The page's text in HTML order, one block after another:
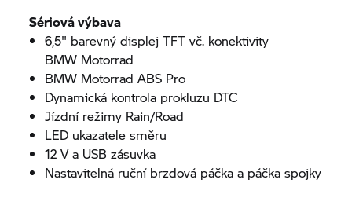
Sériová výbava
6,5" barevný displej TFT vč. konektivity
BMW Motorrad
BMW Motorrad ABS Pro
Dynamická kontrola prokluzu DTC
Jízdní režimy Rain/Road
LED ukazatele směru
12 V a USB zásuvka
Nastavitelná ruční brzdová páčka a páčka spojky